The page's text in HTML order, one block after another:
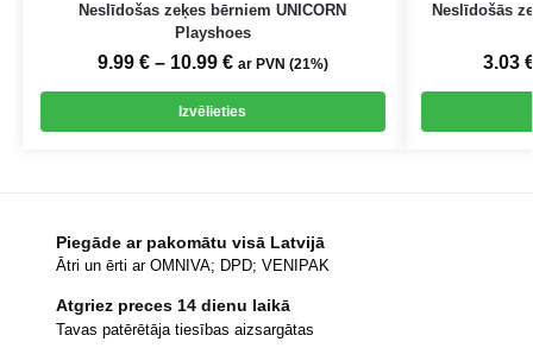
Neslīdošas zeķes bērniem UNICORN
Playshoes
9.99 € – 10.99 € ar PVN (21%)
Izvēlieties
Neslīdošās
3.03
Piegāde ar pakomātu visā Latvijā
Ātri un ērti ar OMNIVA; DPD; VENIPAK
Atgriez preces 14 dienu laikā
Tavas patērētāja tiesības aizsargātas